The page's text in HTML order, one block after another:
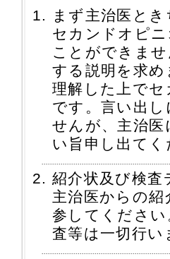
まず主治医と
セカンドオピ
ことができま
する説明を求
理解した上で
です。言い出
せんが、主治
い旨申し出てく
紹介状及び検
主治医からの
参してくださ
査等は一切行い